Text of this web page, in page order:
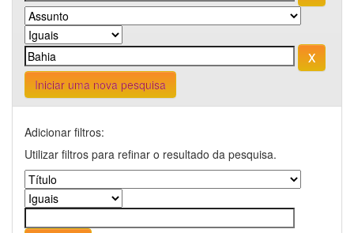
Iniciar uma nova pesquisa
Adicionar filtros:
Utilizar filtros para refinar o resultado da pesquisa.